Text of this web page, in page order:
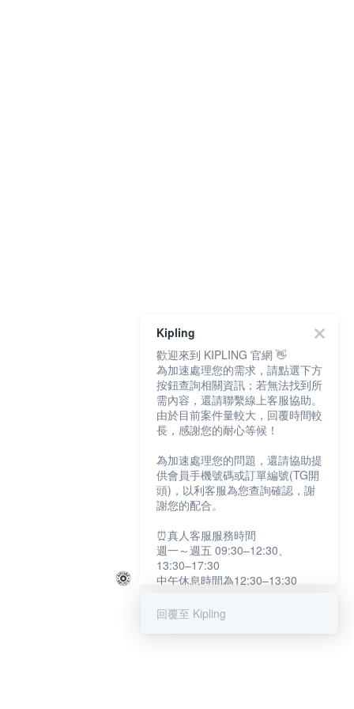
Kipling
歡迎來到 KIPLING 官網 👋
為加速處理您的需求，請點選下方
按鈕查詢相關資訊；若無法找到所
需內容，還請聯繫線上客服協助。
由於目前案件量較大，回覆時間較
長，感謝您的耐心等候！
為加速處理您的問題，還請協助提
供會員手機號碼或訂單編號(TG開
頭)，以利客服為您查詢確認，謝
謝您的配合。
⏰真人客服服務時間
週一～週五 09:30–12:30、
13:30–17:30
中午休息時間為12:30–13:30
提醒您：系統會自動已讀訊息，如
回覆至 Kipling